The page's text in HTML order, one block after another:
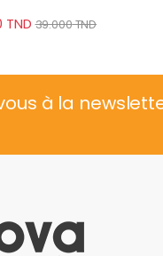
TND 39.000TND
à la